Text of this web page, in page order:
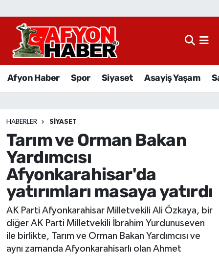
Afyon Haber Spor Siyaset Asayiş Yaşam
HABERLER SIYASET
Tarım ve Orman Bakan
Yardımcısı
Afyonkarahisar'da
yatırımları masaya yatırdı
AK Parti Afyonkarahisar Milletvekili Ali Özkaya, bir
diğer AK Parti Milletvekili İbrahim Yurdunuseven
ile birlikte, Tarım ve Orman Bakan Yardımcısı ve
aynı zamanda Afyonkarahisarlı olan Ahmet
Afyon Haber
Sağlık
Eğitim
Sivil Toplum
Ekonomi
Magazin